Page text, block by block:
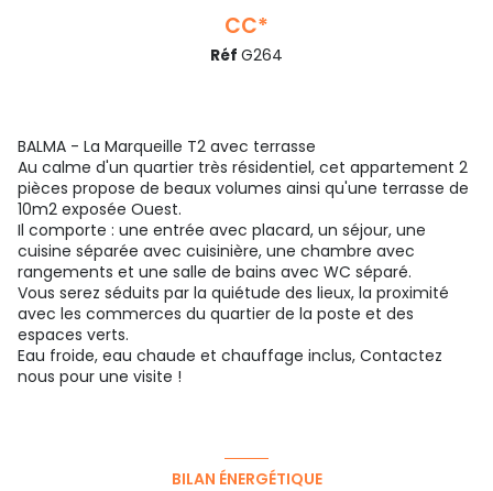
CC*
Réf G264
BALMA - La Marqueille T2 avec terrasse
Au calme d'un quartier très résidentiel, cet appartement 2
pièces propose de beaux volumes ainsi qu'une terrasse de
10m2 exposée Ouest.
Il comporte : une entrée avec placard, un séjour, une
cuisine séparée avec cuisinière, une chambre avec
rangements et une salle de bains avec WC séparé.
Vous serez séduits par la quiétude des lieux, la proximité
avec les commerces du quartier de la poste et des
espaces verts.
Eau froide, eau chaude et chauffage inclus, Contactez
nous pour une visite !
BILAN ÉNERGÉTIQUE